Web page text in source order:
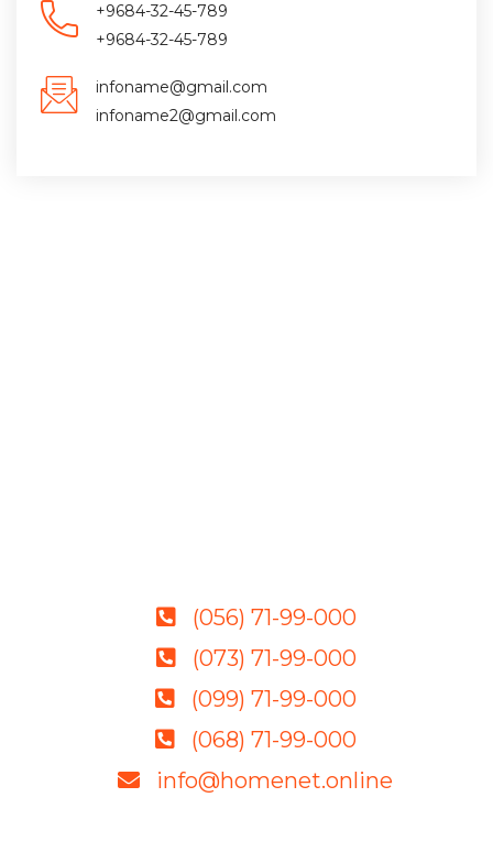
+9684-32-45-789
+9684-32-45-789
infoname@gmail.com
infoname2@gmail.com
(056) 71-99-000
(073) 71-99-000
(099) 71-99-000
(068) 71-99-000
info@homenet.online